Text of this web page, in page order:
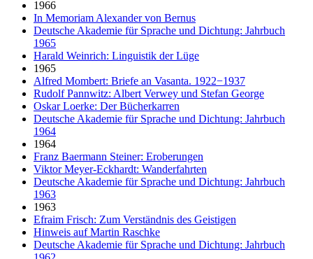
1966
In Memoriam Alexander von Bernus
Deutsche Akademie für Sprache und Dichtung: Jahrbuch
1965
Harald Weinrich: Linguistik der Lüge
1965
Alfred Mombert: Briefe an Vasanta. 1922−1937
Rudolf Pannwitz: Albert Verwey und Stefan George
Oskar Loerke: Der Bücherkarren
Deutsche Akademie für Sprache und Dichtung: Jahrbuch
1964
1964
Franz Baermann Steiner: Eroberungen
Viktor Meyer-Eckhardt: Wanderfahrten
Deutsche Akademie für Sprache und Dichtung: Jahrbuch
1963
1963
Efraim Frisch: Zum Verständnis des Geistigen
Hinweis auf Martin Raschke
Deutsche Akademie für Sprache und Dichtung: Jahrbuch